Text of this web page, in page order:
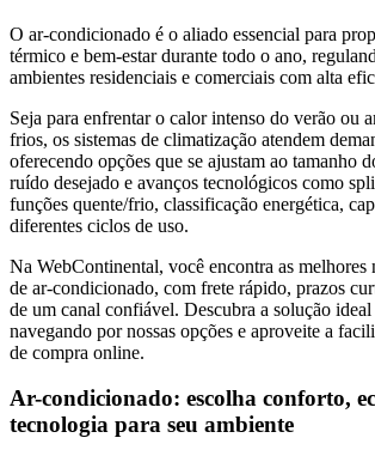
O ar-condicionado é o aliado essencial para
térmico e bem-estar durante todo o ano,
ambientes residenciais e comerciais com alta
Seja para enfrentar o calor intenso do verão ou
frios, os sistemas de climatização atendem
oferecendo opções que se ajustam ao tamanho
ruído desejado e avanços tecnológicos como
funções quente/frio, classificação energética,
diferentes ciclos de uso.
Na WebContinental, você encontra as melhores
de ar-condicionado, com frete rápido, prazos
de um canal confiável. Descubra a solução ideal
navegando por nossas opções e aproveite a
de compra online.
Ar-condicionado: escolha conforto,
tecnologia para seu ambiente